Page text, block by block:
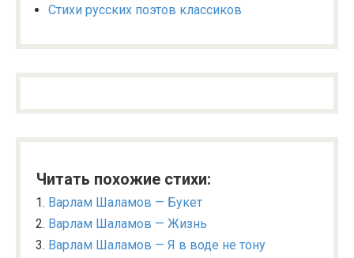
Стихи русских поэтов классиков
Читать похожие стихи:
Варлам Шаламов — Букет
Варлам Шаламов — Жизнь
Варлам Шаламов — Я в воде не тону